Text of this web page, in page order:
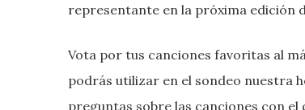
representante en la próxima edición
Vota por tus canciones favoritas al
podrás utilizar en el sondeo nuestra
preguntas sobre las canciones con